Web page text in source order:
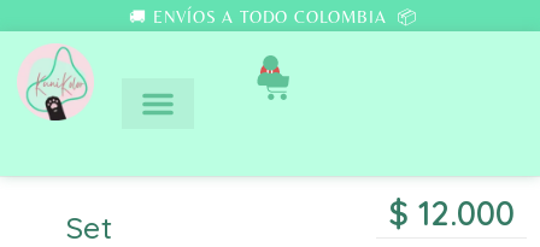
🚚 ENVÍOS A TODO COLOMBIA 📦
0
Set
$ 12.000